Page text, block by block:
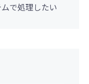
で処理したい